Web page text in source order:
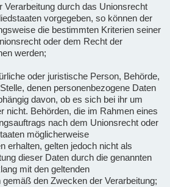
Verarbeitung durch das Unionsrecht
vorgegeben, so können der
die bestimmten Kriterien seiner
oder dem Recht der
werden;
oder juristische Person, Behörde,
denen personenbezogene Daten
davon, ob es sich bei ihr um
nicht. Behörden, die im Rahmen eines
nach dem Unionsrecht oder
möglicherweise
erhalten, gelten jedoch nicht als
dieser Daten durch die genannten
mit den geltenden
den Zwecken der Verarbeitung;